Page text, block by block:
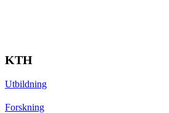
KTH
Utbildning
Forskning